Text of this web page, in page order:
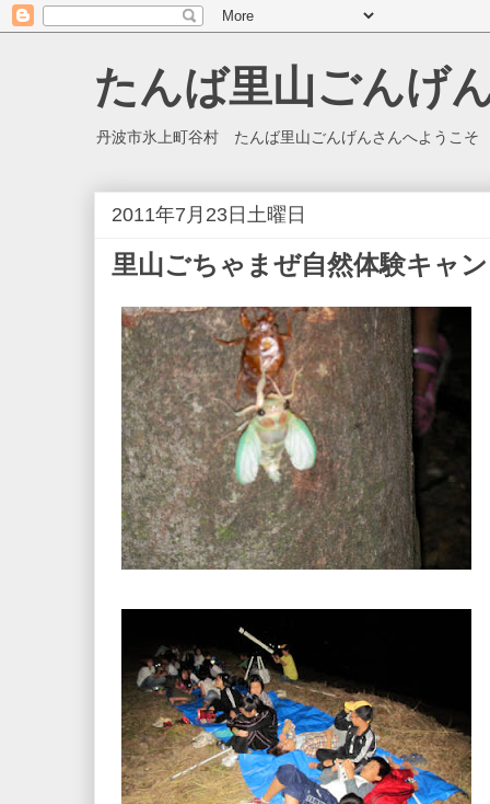
たんば里山ごんげ
丹波市氷上町谷村 たんば里山ごんげんさんへようこそ
2011年7月23日土曜日
里山ごちゃまぜ自然体験キャ